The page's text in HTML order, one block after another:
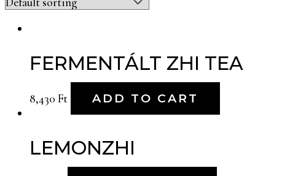
FERMENTÁLT ZHI TEA
8,430 Ft ADD TO CART
LEMONZHI